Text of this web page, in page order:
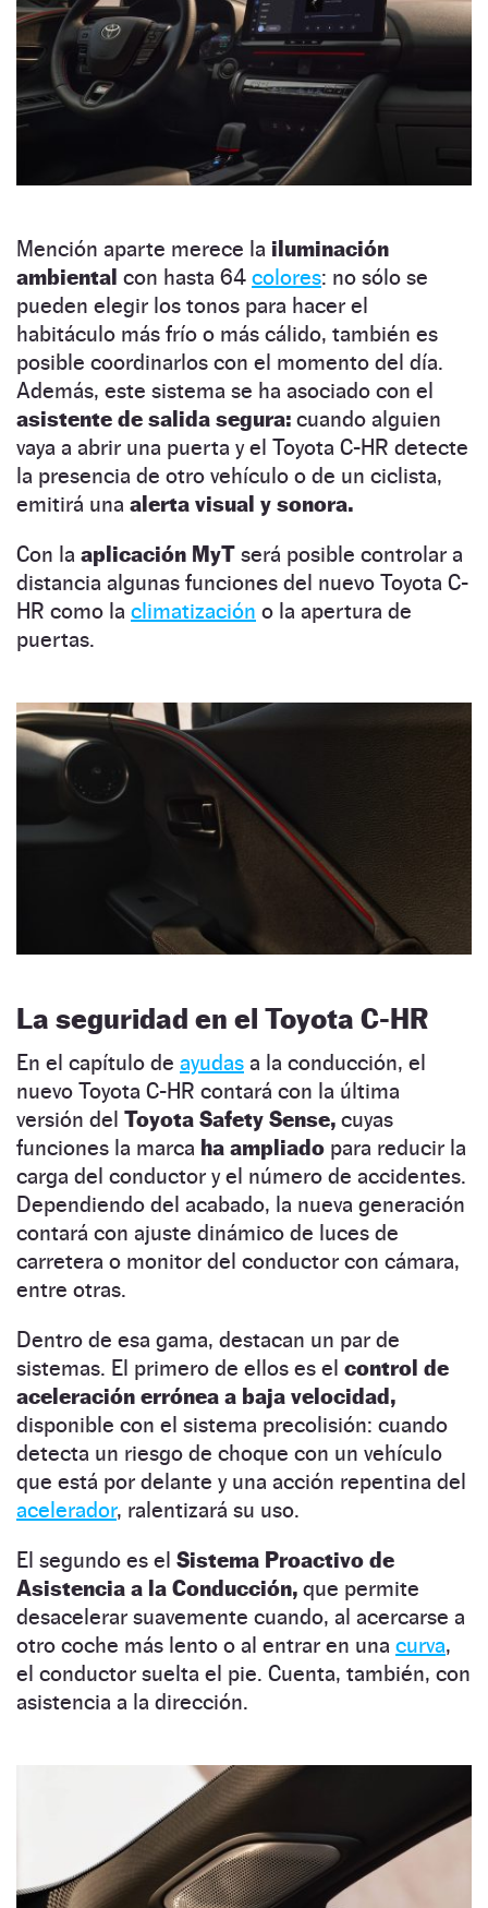
Mención aparte merece la iluminación
ambiental con hasta 64 colores: no sólo se
pueden elegir los tonos para hacer el
habitáculo más frío o más cálido, también es
posible coordinarlos con el momento del día.
Además, este sistema se ha asociado con el
asistente de salida segura: cuando alguien
vaya a abrir una puerta y el Toyota C-HR detecte
la presencia de otro vehículo o de un ciclista,
emitirá una alerta visual y sonora.
Con la aplicación MyT será posible controlar a
distancia algunas funciones del nuevo Toyota C-
HR como la climatización o la apertura de
puertas.
La seguridad en el Toyota C-HR
En el capítulo de ayudas a la conducción, el
nuevo Toyota C-HR contará con la última
versión del Toyota Safety Sense, cuyas
funciones la marca ha ampliado para reducir la
carga del conductor y el número de accidentes.
Dependiendo del acabado, la nueva generación
contará con ajuste dinámico de luces de
carretera o monitor del conductor con cámara,
entre otras.
Dentro de esa gama, destacan un par de
sistemas. El primero de ellos es el control de
aceleración errónea a baja velocidad,
disponible con el sistema precolisión: cuando
detecta un riesgo de choque con un vehículo
que está por delante y una acción repentina del
acelerador, ralentizará su uso.
El segundo es el Sistema Proactivo de
Asistencia a la Conducción, que permite
desacelerar suavemente cuando, al acercarse a
otro coche más lento o al entrar en una curva,
el conductor suelta el pie. Cuenta, también, con
asistencia a la dirección.